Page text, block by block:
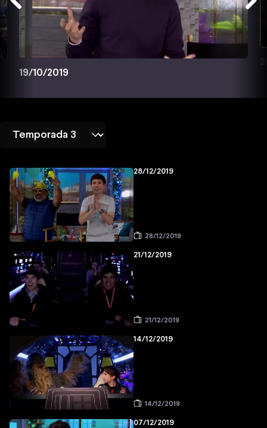
19/10/2019
28/12/2019
28/12/2019
21/12/2019
21/12/2019
14/12/2019
14/12/2019
07/12/2019